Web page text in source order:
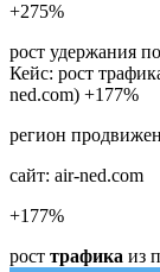
+275%
рост удержания
Кейс: рост
ned.com) +177%
регион
сайт: air-ned.com
+177%
рост трафика из